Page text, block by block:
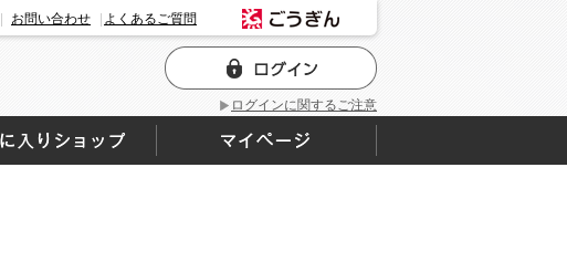
ログインに関するご注意
お問い合わせ よくあるご質問